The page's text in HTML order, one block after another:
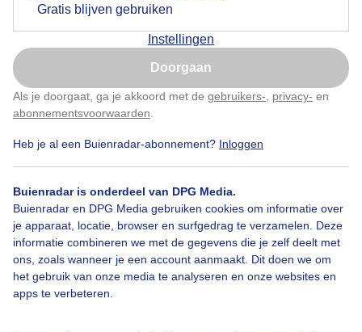
Gratis blijven gebruiken
Instellingen
Doorgaan
Als je doorgaat, ga je akkoord met de gebruikers- privacy- en
abonnementsvoorwaarden
Heb je al een Buienradar-abonnement? Inloggen
Buienradar is onderdeel van DPG Media.
Buienradar en DPG Media gebruiken cookies om informatie over
je apparaat, locatie, browser en surfgedrag te verzamelen. Deze
informatie combineren we met de gegevens die je zelf deelt met
ons, zoals wanneer je een account aanmaakt. Dit doen we om
het gebruik van onze media te analyseren en onze websites en
apps te verbeteren.
Aangenaam aan zee
Door: Anne-Marie van Iersel Gemaakt: 07-05-2026, 21x bekeken
Bekijk slideshow
Nu niet, misschien later
Klik hierom dit aan te passen